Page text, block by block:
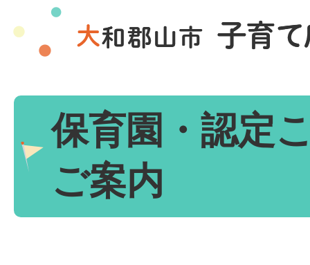
保育園・認定
ご案内